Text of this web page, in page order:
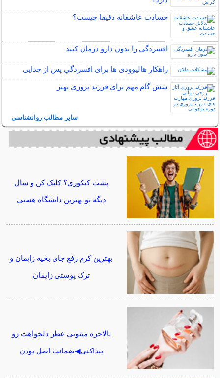
حسادت عاشقانه دقیقا چیست؟
افسردگی را بدون دارو درمان کنید
راهکار هالیوودی ها برای افسردگیِ پس از جدایی
شش گام مهم برای فرزند پروری بهتر
سایر مطالب روانشناسی
پشت کنکوری؟ کلیک کن و سال
دیگه تو بهترین دانشگاه هستی
بهترین کرم رفع جای بخیه زایمان و
ترک پوستی زایمان
بالاخره میتونی عطر دلخواهت رو
پیداکنی◀ضمانت اصل بودن